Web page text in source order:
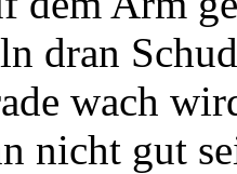
dran
wach
nicht gut